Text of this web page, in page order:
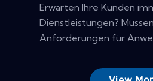
Erwarten Ihre Kunden
Dienstleistungen?
Anforderungen für